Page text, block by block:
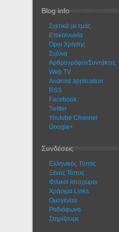
Blog info
Σχετικά με εμάς
Eπικοινωνία
Όροι Χρήσης
Σχόλια
Αρθρογράφοι/Συντάκτες
Web TV
Android application
RSS
Facebook
Twitter
Youtube Channel
Google+
Συνδέσεις
Ελληνικός Τύπος
Ξένος Τύπος
Φιλικοί Ιστοχώροι
Χρήσιμα Links
Ομογένεια
Ραδιόφωνο
Στηρίζουμε